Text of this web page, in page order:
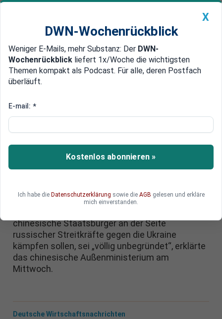
Newsticker MEIN DWN: Geldanlage Premium
Edelmetalle DWN-Magazin China
Peking dementiert: Kiews
Kämpfer in der Ukraine „haltlos“
– Westen erhöht Druck
deutlichen Worten auf jüngste Anschuldigungen
chinesische Staatsbürger an der Seite
russischer Streitkräfte gegen die Ukraine
kämpfen sollen, sei „völlig unbegründet“, erklärte
das chinesische Außenministerium am
Mittwoch.
Deutsche Wirtschaftsnachrichten
X
DWN-Wochenrückblick
Weniger E-Mails, mehr Substanz: Der DWN-
Wochenrückblick liefert 1x/Woche die wichtigsten
Themen kompakt als Podcast. Für alle, deren Postfach
überläuft.
E-mail: *
Kostenlos abonnieren »
Ich habe die Datenschutzerklärung sowie die AGB gelesen und erkläre
mich einverstanden.